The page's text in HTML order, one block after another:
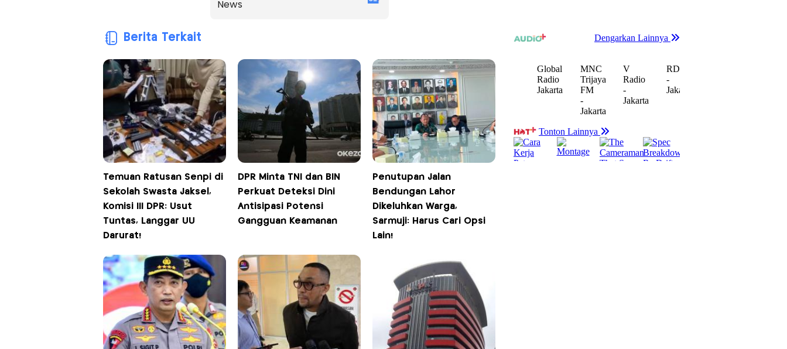
News
Berita Terkait
Temuan Ratusan Senpi di
Sekolah Swasta Jaksel,
Komisi III DPR: Usut
Tuntas, Langgar UU
Darurat!
DPR Minta TNI dan BIN
Perkuat Deteksi Dini
Antisipasi Potensi
Gangguan Keamanan
Penutupan Jalan
Bendungan Lahor
Dikeluhkan Warga,
Sarmuji: Harus Cari Opsi
Lain!